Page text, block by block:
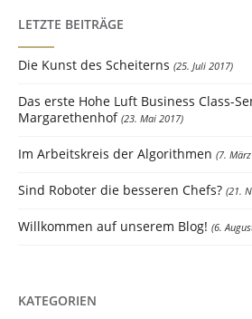
LETZTE BEITRÄGE
Die Kunst des Scheiterns 25. Juli 2017
Das erste Hohe Luft Business Class-
Margarethenhof 23. Mai 2017
Im Arbeitskreis der Algorithmen 7.
Sind Roboter die besseren Chefs? 21.
Willkommen auf unserem Blog! 6.
KATEGORIEN